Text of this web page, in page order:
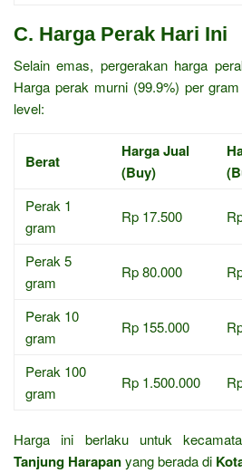
C. Harga Perak Hari Ini
Selain emas, pergerakan harga
Harga perak murni (99.9%) per
level:
Berat
Harga Jual
(Buy)
Perak 1
gram
Rp 17.500
Perak 5
gram
Rp 80.000
Perak 10
gram
Rp 155.000
Perak 100
gram
Rp 1.500.000
Harga ini berlaku untuk
Tanjung Harapanyang berada di